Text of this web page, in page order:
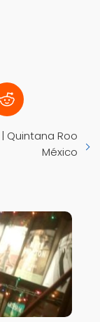
Quintana Roo
México